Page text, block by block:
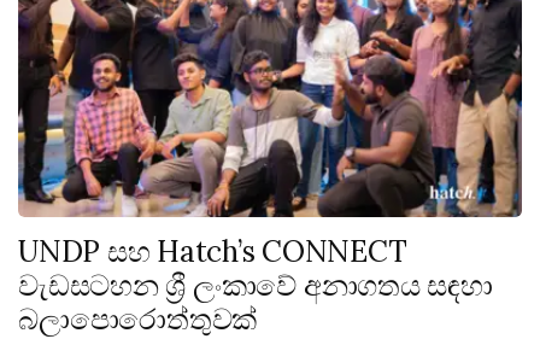
UNDP සහ Hatch’s CONNECT
වැඩසටහන ශ්‍රී ලංකාවේ අනාගතය සඳහා
බලාපොරොත්තුවක්